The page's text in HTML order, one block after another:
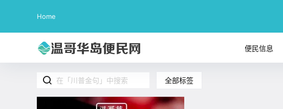
Home
便民信息
全部标签